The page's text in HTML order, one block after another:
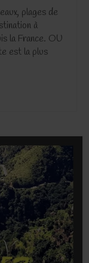
plages de
à
la France. OU
est la plus